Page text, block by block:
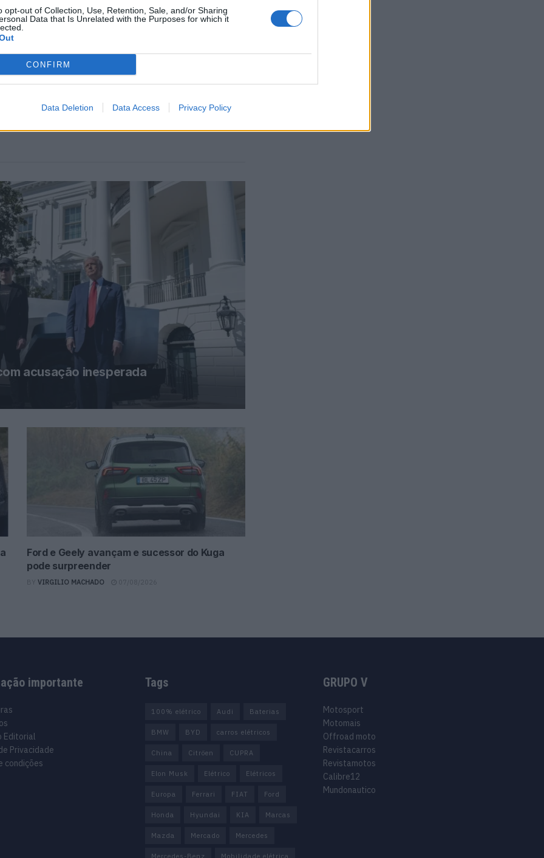
opt-out of Collection, Use, Retention, Sale, and/or Sharing
Data that Is Unrelated with the Purposes for which it
CONFIRM
Data Deletion Data Access Privacy Policy
acusação inesperada
Ford e Geely avançam e sucessor do Kuga
pode surpreender
BY VIRGILIO MACHADO 07/08/2026
importante
Editorial
Privacidade
condições
Tags
100% elétrico Audi Baterias
BMW BYD carros elétricos
China Citröen CUPRA
Elon Musk Elétrico Elétricos
Europa Ferrari FIAT Ford
Honda Hyundai KIA Marcas
Mazda Mercado Mercedes
Mercedes-Benz Mobilidade elétrica
GRUPO V
Motosport
Motomais
Offroad moto
Revistacarros
Revistamotos
Calibre12
Mundonautico